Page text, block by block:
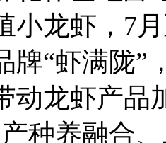
小龙虾，7
牌“虾满陇”
动龙虾产品
种养融合